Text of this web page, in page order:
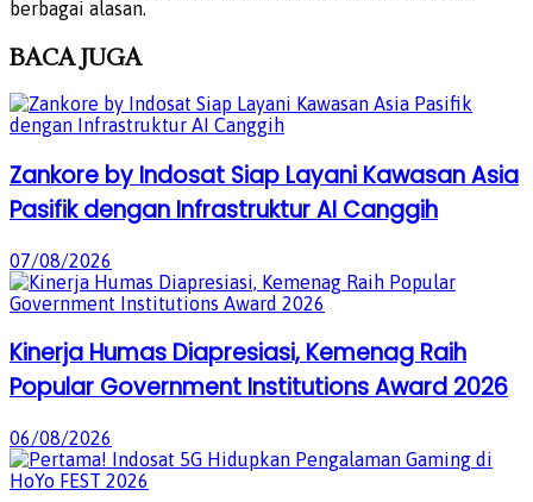
berbagai alasan.
BACAJUGA
Zankore by Indosat Siap Layani Kawasan Asia
Pasifik dengan Infrastruktur AI Canggih
07/08/2026
Kinerja Humas Diapresiasi, Kemenag Raih
Popular Government Institutions Award 2026
06/08/2026